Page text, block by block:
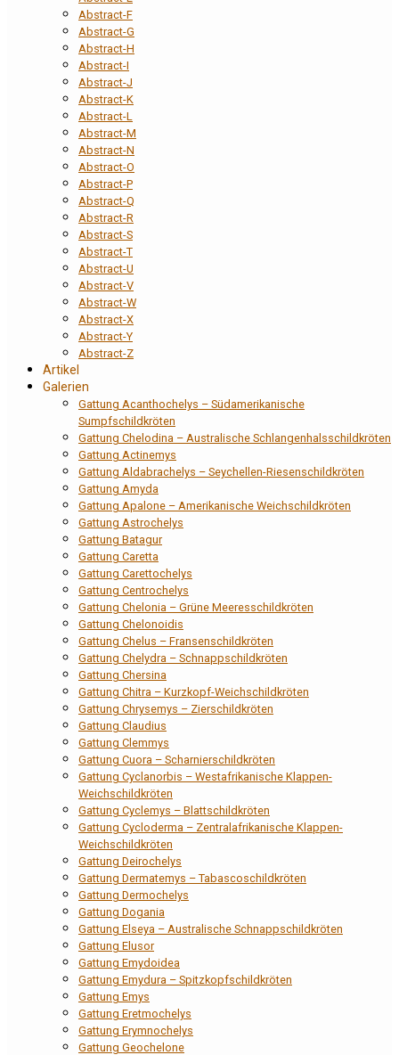
Abstract-F
Abstract-G
Abstract-H
Abstract-I
Abstract-J
Abstract-K
Abstract-L
Abstract-M
Abstract-N
Abstract-O
Abstract-P
Abstract-Q
Abstract-R
Abstract-S
Abstract-T
Abstract-U
Abstract-V
Abstract-W
Abstract-X
Abstract-Y
Abstract-Z
Artikel
Galerien
Gattung Acanthochelys – Südamerikanische
Sumpfschildkröten
Gattung Chelodina – Australische Schlangenhalsschildkröten
Gattung Actinemys
Gattung Aldabrachelys – Seychellen-Riesenschildkröten
Gattung Amyda
Gattung Apalone – Amerikanische Weichschildkröten
Gattung Astrochelys
Gattung Batagur
Gattung Caretta
Gattung Carettochelys
Gattung Centrochelys
Gattung Chelonia – Grüne Meeresschildkröten
Gattung Chelonoidis
Gattung Chelus – Fransenschildkröten
Gattung Chelydra – Schnappschildkröten
Gattung Chersina
Gattung Chitra – Kurzkopf-Weichschildkröten
Gattung Chrysemys – Zierschildkröten
Gattung Claudius
Gattung Clemmys
Gattung Cuora – Scharnierschildkröten
Gattung Cyclanorbis – Westafrikanische Klappen-
Weichschildkröten
Gattung Cyclemys – Blattschildkröten
Gattung Cycloderma – Zentralafrikanische Klappen-
Weichschildkröten
Gattung Deirochelys
Gattung Dermatemys – Tabascoschildkröten
Gattung Dermochelys
Gattung Dogania
Gattung Elseya – Australische Schnappschildkröten
Gattung Elusor
Gattung Emydoidea
Gattung Emydura – Spitzkopfschildkröten
Gattung Emys
Gattung Eretmochelys
Gattung Erymnochelys
Gattung Geochelone